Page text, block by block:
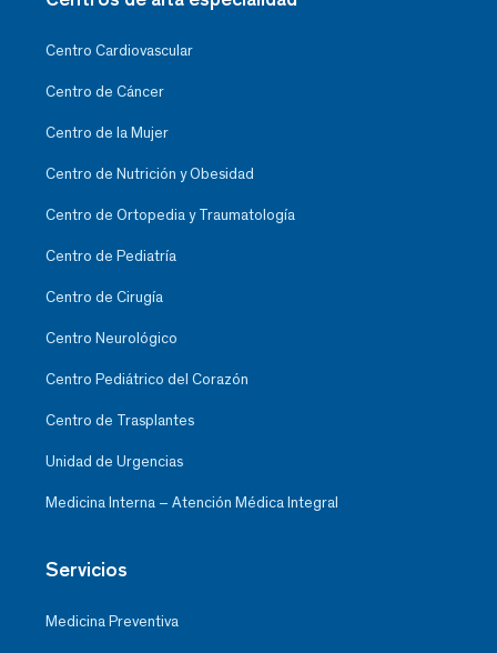
Centro Cardiovascular
Centro de Cáncer
Centro de la Mujer
Centro de Nutrición y Obesidad
Centro de Ortopedia y Traumatología
Centro de Pediatría
Centro de Cirugía
Centro Neurológico
Centro Pediátrico del Corazón
Centro de Trasplantes
Unidad de Urgencias
Medicina Interna – Atención Médica Integral
Servicios
Medicina Preventiva